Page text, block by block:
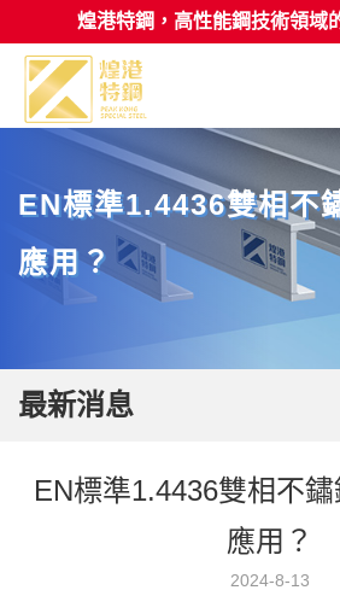
煌港特鋼，高性能鋼技術領域
EN標準1.4436雙相不
應用？
最新消息
EN標準1.4436雙相不
應用？
2024-8-13